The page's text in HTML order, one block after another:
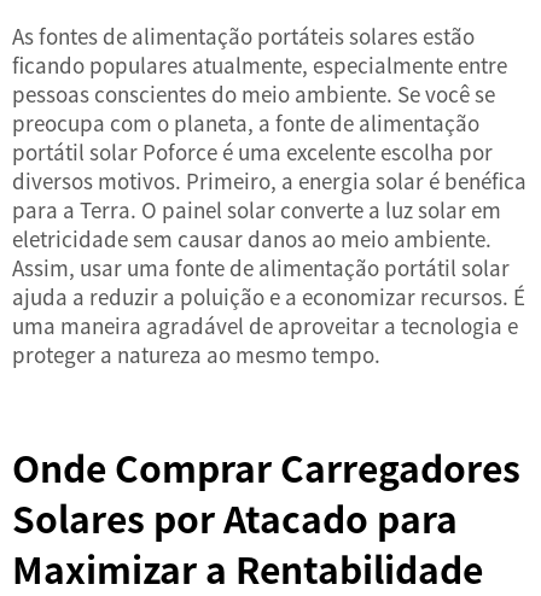
As fontes de alimentação portáteis solares estão
ficando populares atualmente, especialmente entre
pessoas conscientes do meio ambiente. Se você se
preocupa com o planeta, a fonte de alimentação
portátil solar Poforce é uma excelente escolha por
diversos motivos. Primeiro, a energia solar é benéfica
para a Terra. O painel solar converte a luz solar em
eletricidade sem causar danos ao meio ambiente.
Assim, usar uma fonte de alimentação portátil solar
ajuda a reduzir a poluição e a economizar recursos. É
uma maneira agradável de aproveitar a tecnologia e
proteger a natureza ao mesmo tempo.
Onde Comprar Carregadores
Solares por Atacado para
Maximizar a Rentabilidade